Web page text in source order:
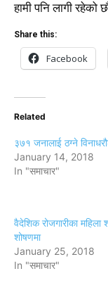
हामी पनि लागी रहेको
Share this:
Facebook
Related
३७१ जनालाई ठग्ने
January 14, 2018
In "समाचार"
वैदेशिक रोजगारीका महिला
शोषणमा
January 25, 2018
In "समाचार"